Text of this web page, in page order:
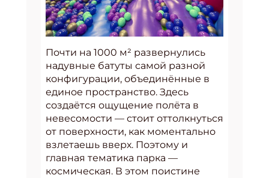
Почти на 1000 м² развернулись
надувные батуты самой разной
конфигурации, объединённые в
единое пространство. Здесь
создаётся ощущение полёта в
невесомости — стоит оттолкнуться
от поверхности, как моментально
взлетаешь вверх. Поэтому и
главная тематика парка —
космическая. В этом поистине